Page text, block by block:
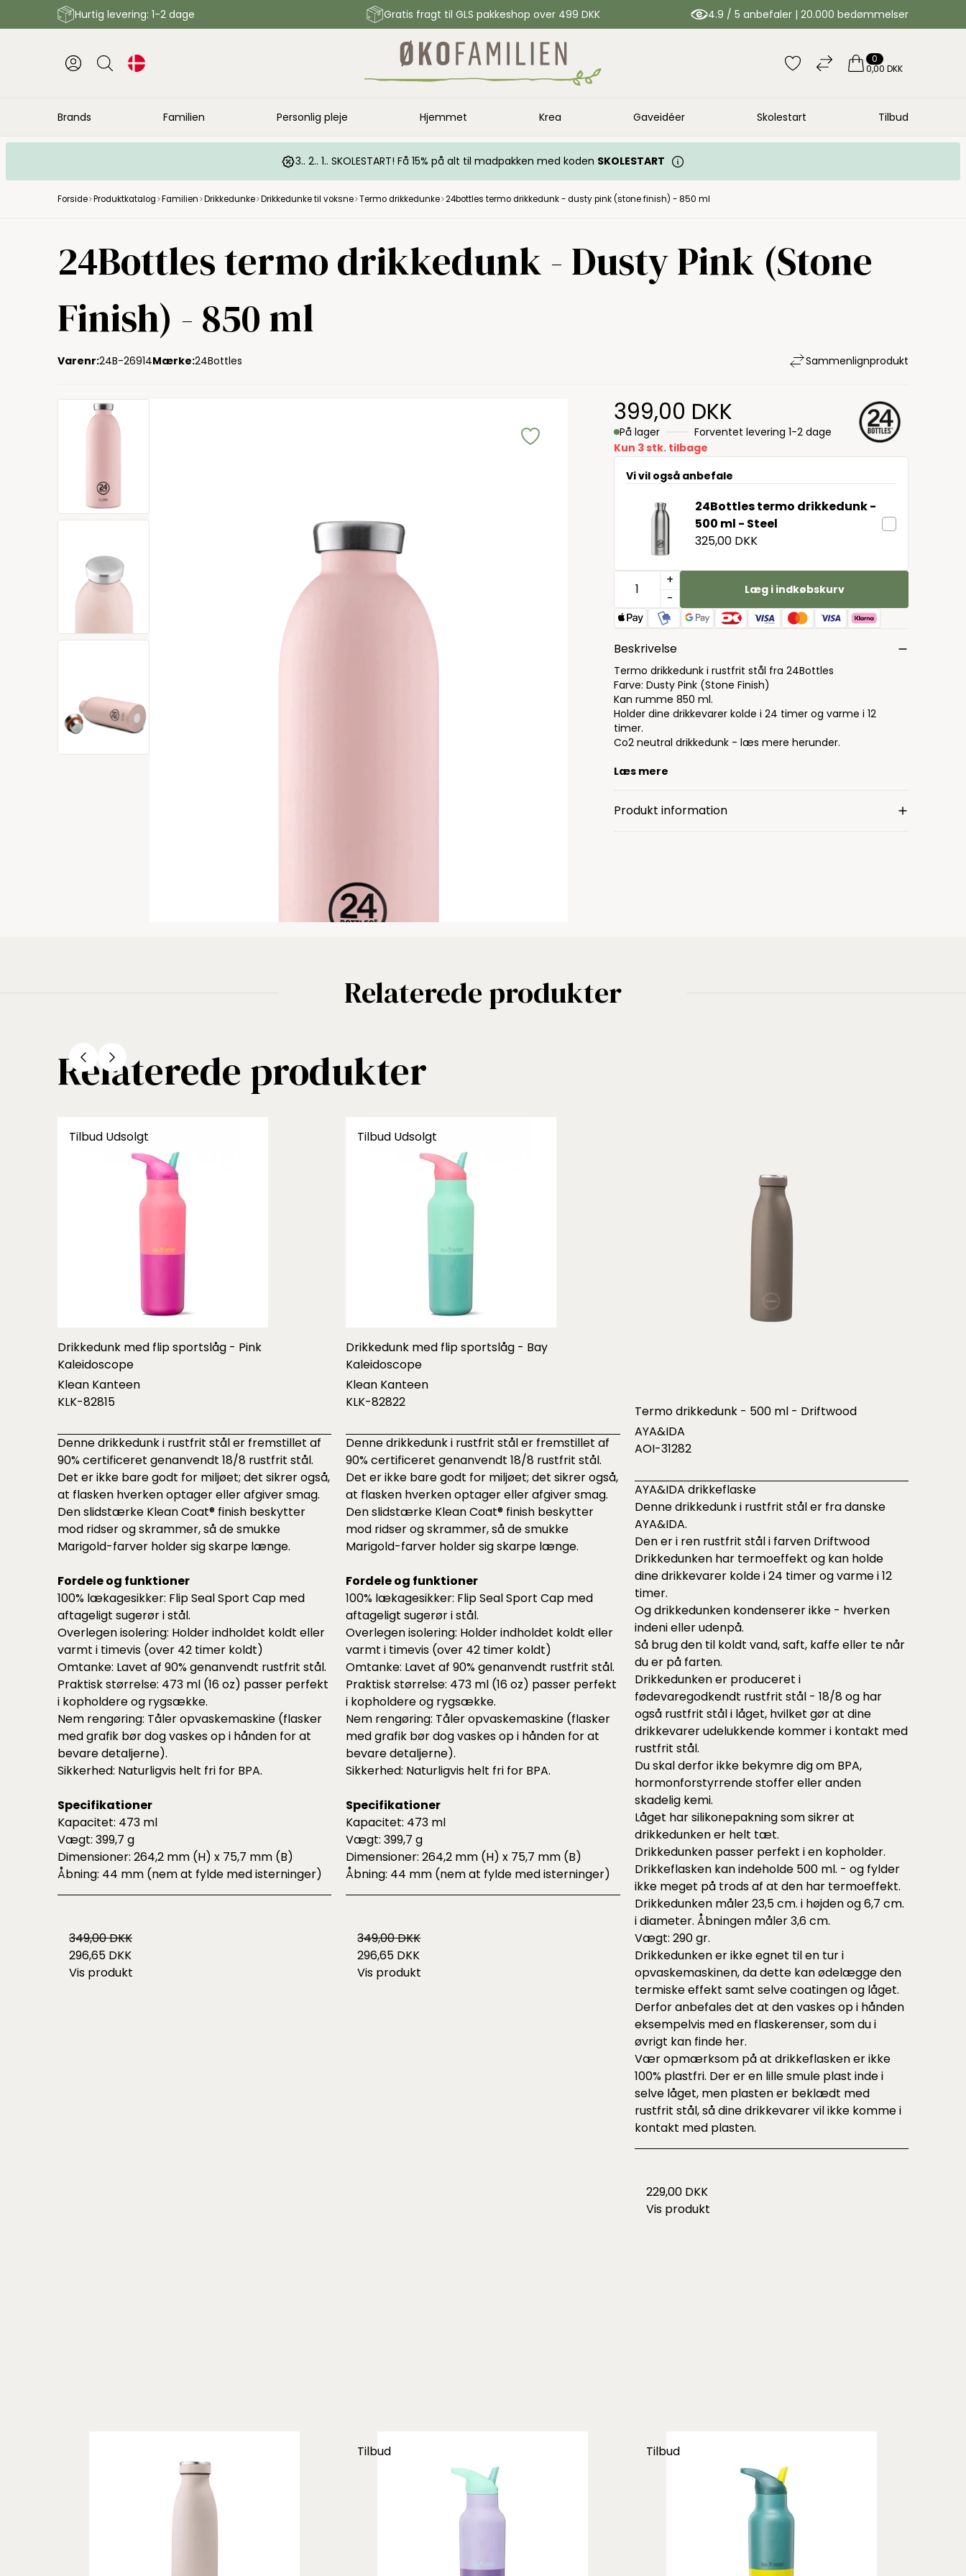
Hurtig levering: 1-2 dage Gratis fragt til GLS pakkeshop over 499 DKK 4.9 / 5 anbefaler | 20.000 bedømmelser
0
0,00 DKK
Brands Familien Personlig pleje Hjemmet Krea Gaveidéer Skolestart Tilbud
3.. 2.. 1.. SKOLESTART! Få 15% på alt til madpakken med koden SKOLESTART
Forside Produktkatalog Familien Drikkedunke Drikkedunke til voksne Termo drikkedunke 24bottles termo drikkedunk - dusty pink (stone finish) - 850 ml
24Bottles termo drikkedunk - Dusty Pink (Stone
Finish) - 850 ml
Varenr:24B-26914Mærke:24Bottles Sammenlignprodukt
399,00 DKK
På lager
Forventet levering 1-2 dage
Kun 3 stk. tilbage
Vi vil også anbefale
24Bottles termo drikkedunk -
500 ml - Steel
325,00 DKK
+
-
Læg i indkøbskurv
Beskrivelse
Termo drikkedunk i rustfrit stål fra 24Bottles
Farve: Dusty Pink (Stone Finish)
Kan rumme 850 ml.
Holder dine drikkevarer kolde i 24 timer og varme i 12
timer.
Co2 neutral drikkedunk - læs mere herunder.
Læs mere
Produkt information
Relaterede produkter
Relaterede produkter
Tilbud Udsolgt
Drikkedunk med flip sportslåg - Pink
Kaleidoscope
Klean Kanteen
KLK-82815
Denne drikkedunk i rustfrit stål er fremstillet af
90% certificeret genanvendt 18/8 rustfrit stål.
Det er ikke bare godt for miljøet; det sikrer også,
at flasken hverken optager eller afgiver smag.
Den slidstærke Klean Coat® finish beskytter
mod ridser og skrammer, så de smukke
Marigold-farver holder sig skarpe længe.
Fordele og funktioner
100% lækagesikker: Flip Seal Sport Cap med
aftageligt sugerør i stål.
Overlegen isolering: Holder indholdet koldt eller
varmt i timevis (over 42 timer koldt)
Omtanke: Lavet af 90% genanvendt rustfrit stål.
Praktisk størrelse: 473 ml (16 oz) passer perfekt
i kopholdere og rygsække.
Nem rengøring: Tåler opvaskemaskine (flasker
med grafik bør dog vaskes op i hånden for at
bevare detaljerne).
Sikkerhed: Naturligvis helt fri for BPA.
Specifikationer
Kapacitet: 473 ml
Vægt: 399,7 g
Dimensioner: 264,2 mm (H) x 75,7 mm (B)
Åbning: 44 mm (nem at fylde med isterninger)
349,00 DKK
296,65 DKK
Vis produkt
Tilbud Udsolgt
Drikkedunk med flip sportslåg - Bay
Kaleidoscope
Klean Kanteen
KLK-82822
Denne drikkedunk i rustfrit stål er fremstillet af
90% certificeret genanvendt 18/8 rustfrit stål.
Det er ikke bare godt for miljøet; det sikrer også,
at flasken hverken optager eller afgiver smag.
Den slidstærke Klean Coat® finish beskytter
mod ridser og skrammer, så de smukke
Marigold-farver holder sig skarpe længe.
Fordele og funktioner
100% lækagesikker: Flip Seal Sport Cap med
aftageligt sugerør i stål.
Overlegen isolering: Holder indholdet koldt eller
varmt i timevis (over 42 timer koldt)
Omtanke: Lavet af 90% genanvendt rustfrit stål.
Praktisk størrelse: 473 ml (16 oz) passer perfekt
i kopholdere og rygsække.
Nem rengøring: Tåler opvaskemaskine (flasker
med grafik bør dog vaskes op i hånden for at
bevare detaljerne).
Sikkerhed: Naturligvis helt fri for BPA.
Specifikationer
Kapacitet: 473 ml
Vægt: 399,7 g
Dimensioner: 264,2 mm (H) x 75,7 mm (B)
Åbning: 44 mm (nem at fylde med isterninger)
349,00 DKK
296,65 DKK
Vis produkt
Termo drikkedunk - 500 ml - Driftwood
AYA&IDA
AOI-31282
AYA&IDA drikkeflaske
Denne drikkedunk i rustfrit stål er fra danske
AYA&IDA.
Den er i ren rustfrit stål i farven Driftwood
Drikkedunken har termoeffekt og kan holde
dine drikkevarer kolde i 24 timer og varme i 12
timer.
Og drikkedunken kondenserer ikke - hverken
indeni eller udenpå.
Så brug den til koldt vand, saft, kaffe eller te når
du er på farten.
Drikkedunken er produceret i
fødevaregodkendt rustfrit stål - 18/8 og har
også rustfrit stål i låget, hvilket gør at dine
drikkevarer udelukkende kommer i kontakt med
rustfrit stål.
Du skal derfor ikke bekymre dig om BPA,
hormonforstyrrende stoffer eller anden
skadelig kemi.
Låget har silikonepakning som sikrer at
drikkedunken er helt tæt.
Drikkedunken passer perfekt i en kopholder.
Drikkeflasken kan indeholde 500 ml. - og fylder
ikke meget på trods af at den har termoeffekt.
Drikkedunken måler 23,5 cm. i højden og 6,7 cm.
i diameter. Åbningen måler 3,6 cm.
Vægt: 290 gr.
Drikkedunken er ikke egnet til en tur i
opvaskemaskinen, da dette kan ødelægge den
termiske effekt samt selve coatingen og låget.
Derfor anbefales det at den vaskes op i hånden
eksempelvis med en flaskerenser, som du i
øvrigt kan finde her.
Vær opmærksom på at drikkeflasken er ikke
100% plastfri. Der er en lille smule plast inde i
selve låget, men plasten er beklædt med
rustfrit stål, så dine drikkevarer vil ikke komme i
kontakt med plasten.
229,00 DKK
Vis produkt
Tilbud Tilbud